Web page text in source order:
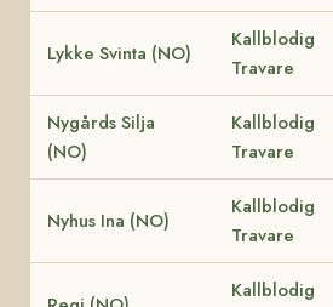
Lykke Svinta (NO)
Kallblodig
Travare
Nygårds Silja
(NO)
Kallblodig
Travare
Nyhus Ina (NO)
Kallblodig
Travare
Kallblodig